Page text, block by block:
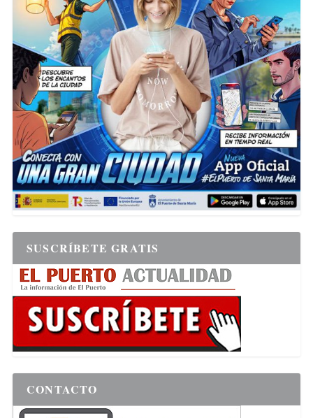
SUSCRÍBETE GRATIS
CONTACTO